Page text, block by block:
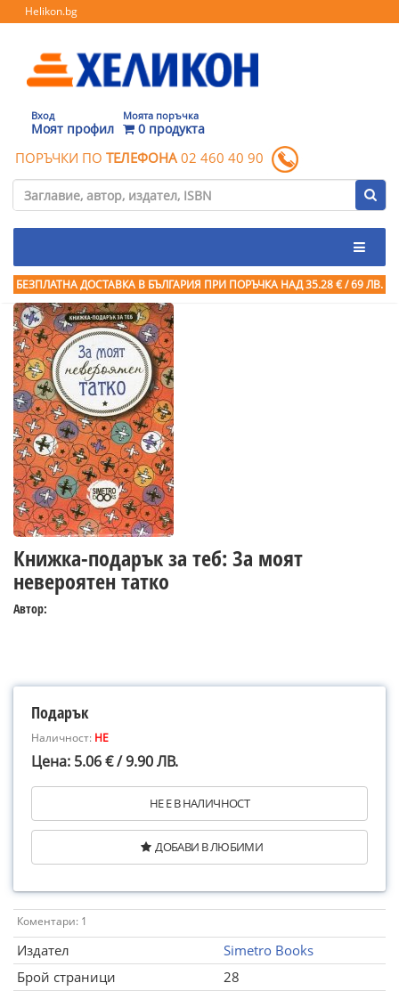
Helikon.bg
Вход
Моят профил
Моята поръчка
0 продукта
ПОРЪЧКИ ПО ТЕЛЕФОНА 02 460 40 90
БЕЗПЛАТНА ДОСТАВКА В БЪЛГАРИЯ ПРИ ПОРЪЧКА НАД 35.28 € / 69 ЛВ.
Книжка-подарък за теб: За моят
невероятен татко
Автор:
Подарък
Наличност: НЕ
Цена: 5.06 € / 9.90 ЛВ.
НЕ Е В НАЛИЧНОСТ
ДОБАВИ В ЛЮБИМИ
Коментари: 1
Издател
Simetro Books
Брой страници
28